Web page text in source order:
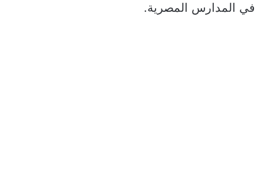
في المدارس المصرية.